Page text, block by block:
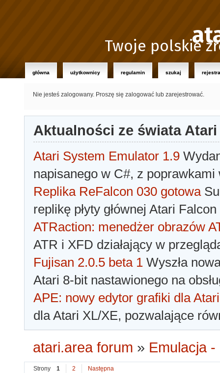
Twoje polskie
główna użytkownicy regulamin szukaj
Nie jesteś zalogowany. Proszę się zalogować lub zarejestrować.
Aktualności ze świata Atari
Atari System Emulator 1.9
napisanego w C#, z poprawkami
Replika ReFalcon 030 gotowa
replikę płyty głównej Atari
ATRaction: menedżer obrazów
ATR i XFD działający w
Fujisan 2.0.5 beta 1 Wyszła
Atari 8-bit nastawionego na
APE: nowy edytor grafiki dla Atari
dla Atari XL/XE, pozwalające
atari.area forum » Emulacja -
Strony 1 2 Następna